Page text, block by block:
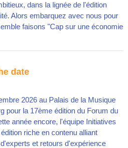
dans la lignée de l'édition
Alors embarquez avec nous pour
faisons "Cap sur une économie
date
2026 au Palais de la Musique
pour la 17ème édition du Forum du
année encore, l'équipe Initiatives
riche en contenu alliant
et retours d'expérience